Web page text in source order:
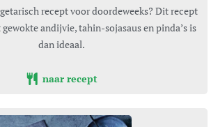
recept voor doordeweeks? Dit recept
andijvie, tahin-sojasaus en pinda’s is
dan ideaal.
naar recept